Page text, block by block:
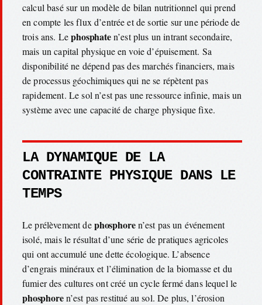
calcul basé sur un modèle de bilan nutritionnel qui prend
en compte les flux d’entrée et de sortie sur une période de
trois ans. Lephosphaten’est plus un intrant secondaire,
mais un capital physique en voie d’épuisement. Sa
disponibilité ne dépend pas des marchés financiers, mais
de processus géochimiques qui ne se répètent pas
rapidement. Le sol n’est pas une ressource infinie, mais un
système avec une capacité de charge physique fixe.
LA DYNAMIQUE DE LA
CONTRAINTE PHYSIQUE DANS LE
TEMPS
Le prélèvement dephosphoren’est pas un événement
isolé, mais le résultat d’une série de pratiques agricoles
qui ont accumulé une dette écologique. L’absence
d’engrais minéraux et l’élimination de la biomasse et du
fumier des cultures ont créé un cycle fermé dans lequel le
phosphoren’est pas restitué au sol. De plus, l’érosion